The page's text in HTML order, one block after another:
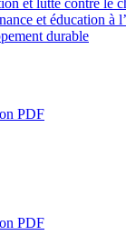
et lutte contre le
et éducation à
durable
PDF
PDF